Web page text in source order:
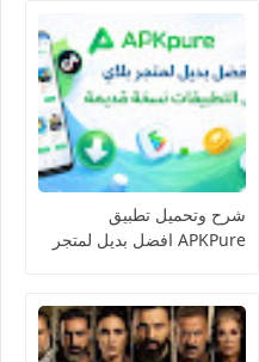
شرح وتحميل تطبيق
APKPure افضل بديل لمتجر